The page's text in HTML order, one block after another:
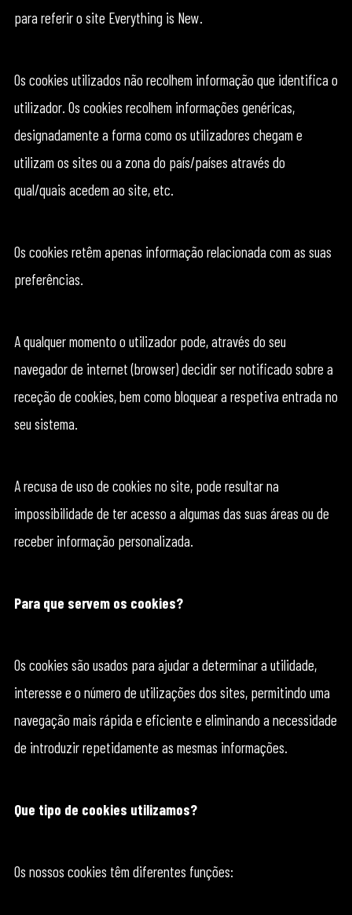
para referir o site Everything is New.
Os cookies utilizados não recolhem informação que identifica o
utilizador. Os cookies recolhem informações genéricas,
designadamente a forma como os utilizadores chegam e
utilizam os sites ou a zona do país/países através do
qual/quais acedem ao site, etc.
Os cookies retêm apenas informação relacionada com as suas
preferências.
A qualquer momento o utilizador pode, através do seu
navegador de internet (browser) decidir ser notificado sobre a
receção de cookies, bem como bloquear a respetiva entrada no
seu sistema.
A recusa de uso de cookies no site, pode resultar na
impossibilidade de ter acesso a algumas das suas áreas ou de
receber informação personalizada.
Para que servem os cookies?
Os cookies são usados para ajudar a determinar a utilidade,
interesse e o número de utilizações dos sites, permitindo uma
navegação mais rápida e eficiente e eliminando a necessidade
de introduzir repetidamente as mesmas informações.
Que tipo de cookies utilizamos?
Os nossos cookies têm diferentes funções: